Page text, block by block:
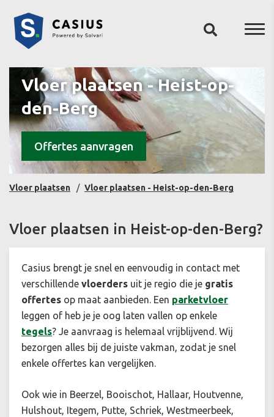
Vloer plaatsen - Heist-op-
den-Berg
Offertes aanvragen
Vloer plaatsen Vloer plaatsen - Heist-op-den-Berg
Vloer plaatsen in Heist-op-den-Berg?
Casius brengt je snel en eenvoudig in contact met
verschillende vloerders uit je regio die je gratis
offertes op maat aanbieden. Een parketvloer
leggen of heb je je oog laten vallen op enkele
tegels? Je aanvraag is helemaal vrijblijvend. Wij
bezorgen alles bij de juiste vakman, zodat je snel
enkele offertes kan vergelijken.
Ook wie in Beerzel, Booischot, Hallaar, Houtvenne,
Hulshout, Itegem, Putte, Schriek, Westmeerbeek,